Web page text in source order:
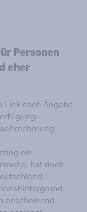
Personen
eher
Link nach Angabe
ein
hat doch
anscheinend